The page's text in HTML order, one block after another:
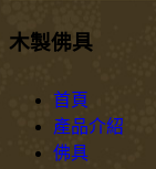
木製佛具
首頁
產品介紹
佛具